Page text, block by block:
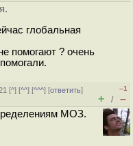
глобальная
помогают ? очень
[^] [^^] [^^^] [ответить]
–1
+ / –
МОЗ.